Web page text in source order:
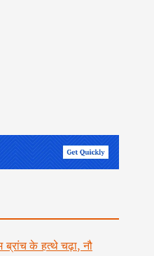
ब्रांच के हत्थे चढ़ा, नौ